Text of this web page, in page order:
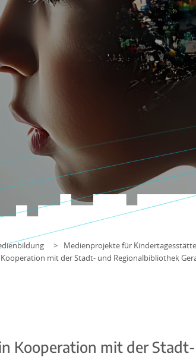
Medienprojekte für
mit der Stadt- und Regionalbibliothek
Kooperation mit der